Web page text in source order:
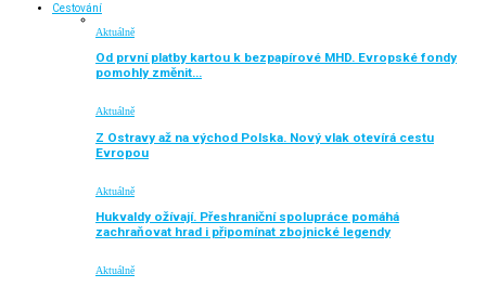
Cestování
Aktuálně
Od první platby kartou k bezpapírové MHD. Evropské fondy
pomohly změnit…
Aktuálně
Z Ostravy až na východ Polska. Nový vlak otevírá cestu
Evropou
Aktuálně
Hukvaldy ožívají. Přeshraniční spolupráce pomáhá
zachraňovat hrad i připomínat zbojnické legendy
Aktuálně